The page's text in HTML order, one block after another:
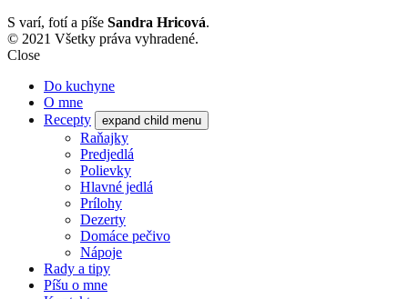
S varí, fotí a píše Sandra Hricová.
© 2021 Všetky práva vyhradené.
Close
Do kuchyne
O mne
Recepty
expand child menu
Raňajky
Predjedlá
Polievky
Hlavné jedlá
Prílohy
Dezerty
Domáce pečivo
Nápoje
Rady a tipy
Píšu o mne